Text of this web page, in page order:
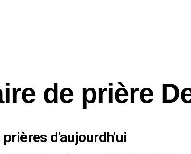
de prière
prières d'aujourdh'ui